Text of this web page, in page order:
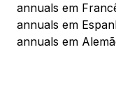
annuals em
annuals em
annuals em